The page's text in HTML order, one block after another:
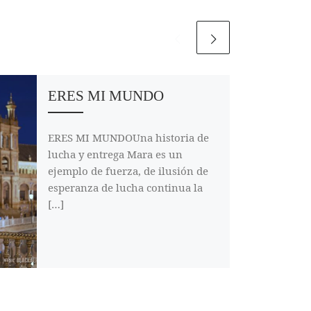
ERES MI MUNDO
ERES MI MUNDOUna historia de
lucha y entrega Mara es un
ejemplo de fuerza, de ilusión de
esperanza de lucha continua la
[…]